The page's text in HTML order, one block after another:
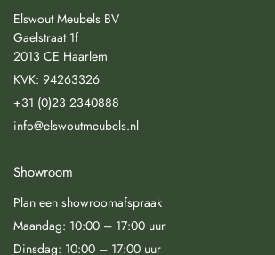
Elswout Meubels BV
Gaelstraat 1f
2013 CE Haarlem
KVK: 94263326
+31 (0)23 2340888
info@elswoutmeubels.nl
Showroom
Plan een showroomafspraak
Maandag: 10:00 – 17:00 uur
Dinsdag: 10:00 – 17:00 uur